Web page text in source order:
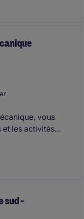
vous
les activités
sud -